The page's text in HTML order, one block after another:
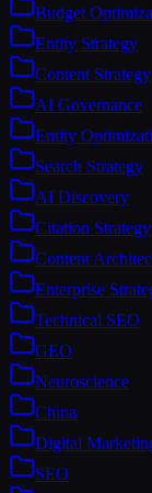
Budget
Entity Strategy
Content Strategy
AI Governance
Entity
Search Strategy
AI Discovery
Citation Strategy
Content
Enterprise
Technical SEO
GEO
Neuroscience
China
Digital
SEO